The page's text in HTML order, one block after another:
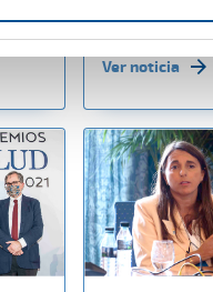
Ver noticia